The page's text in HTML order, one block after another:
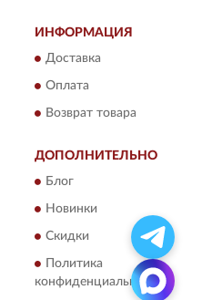
ИНФОРМАЦИЯ
Доставка
Оплата
Возврат товара
ДОПОЛНИТЕЛЬНО
Блог
Новинки
Скидки
Политика
конфиденциальности